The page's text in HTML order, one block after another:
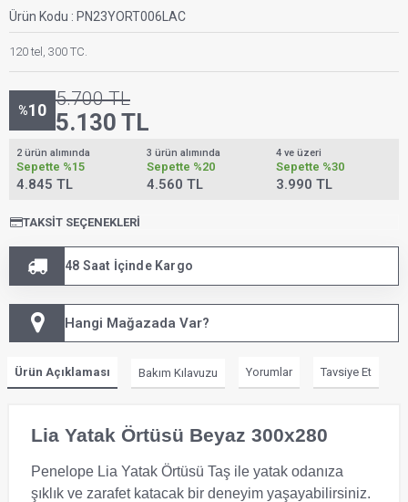
Ürün Kodu : PN23YORT006LAC
120 tel, 300 TC.
%10
5.700TL
5.130 TL
2 ürün alımında
Sepette %15
4.845 TL
3 ürün alımında
Sepette %20
4.560 TL
4 ve üzeri
Sepette %30
3.990 TL
TAKSIT SEÇENEKLERI
48 Saat İçinde Kargo
Hangi Mağazada Var?
Ürün Açıklaması Bakım Kılavuzu Yorumlar Tavsiye Et
Lia Yatak Örtüsü Beyaz 300x280
Penelope Lia Yatak Örtüsü Taş ile yatak odanıza
şıklık ve zarafet katacak bir deneyim yaşayabilirsiniz.